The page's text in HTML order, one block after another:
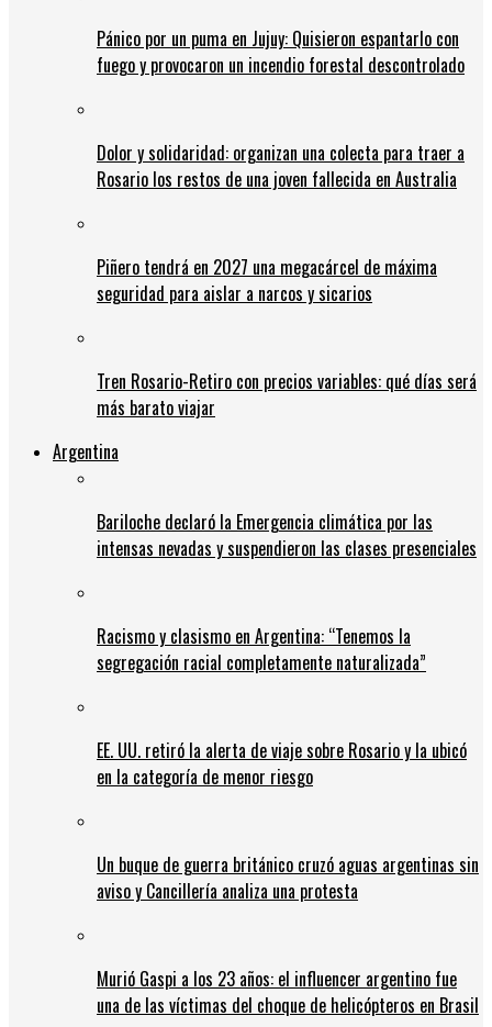
Pánico por un puma en Jujuy: Quisieron espantarlo con
fuego y provocaron un incendio forestal descontrolado
Dolor y solidaridad: organizan una colecta para traer a
Rosario los restos de una joven fallecida en Australia
Piñero tendrá en 2027 una megacárcel de máxima
seguridad para aislar a narcos y sicarios
Tren Rosario-Retiro con precios variables: qué días será
más barato viajar
Argentina
Bariloche declaró la Emergencia climática por las
intensas nevadas y suspendieron las clases presenciales
Racismo y clasismo en Argentina: “Tenemos la
segregación racial completamente naturalizada”
EE. UU. retiró la alerta de viaje sobre Rosario y la ubicó
en la categoría de menor riesgo
Un buque de guerra británico cruzó aguas argentinas sin
aviso y Cancillería analiza una protesta
Murió Gaspi a los 23 años: el influencer argentino fue
una de las víctimas del choque de helicópteros en Brasil